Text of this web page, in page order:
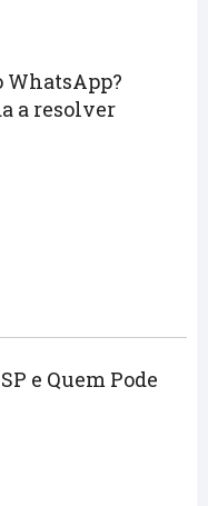
WhatsApp?
a resolver
e Quem Pode